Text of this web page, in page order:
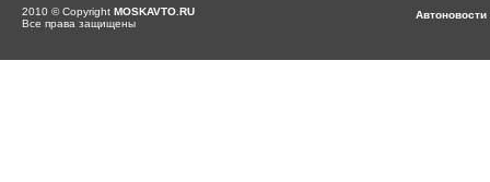
2010 © Copyright MOSKAVTO.RU
Все права защищены
Автоновости